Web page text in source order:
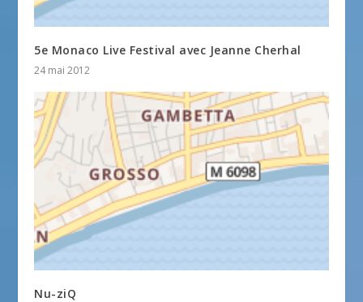
5e Monaco Live Festival avec Jeanne Cherhal
24 mai 2012
Nu-ziQ